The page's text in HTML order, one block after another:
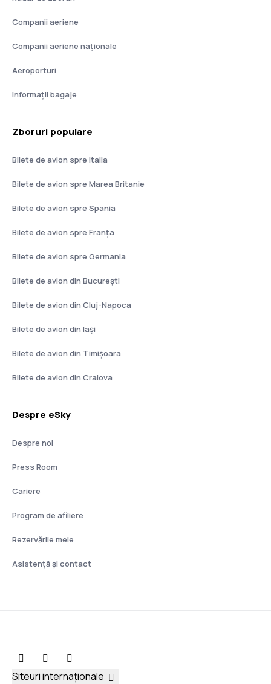
Companii aeriene
Companii aeriene naţionale
Aeroporturi
Informații bagaje
Zboruri populare
Bilete de avion spre Italia
Bilete de avion spre Marea Britanie
Bilete de avion spre Spania
Bilete de avion spre Franţa
Bilete de avion spre Germania
Bilete de avion din București
Bilete de avion din Cluj-Napoca
Bilete de avion din Iași
Bilete de avion din Timișoara
Bilete de avion din Craiova
Despre eSky
Despre noi
Press Room
Cariere
Program de afiliere
Rezervările mele
Asistenţă şi contact
Siteuri internaționale